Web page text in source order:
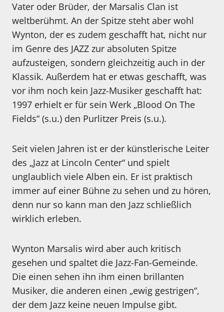
Vater oder Brüder, der Marsalis Clan ist
weltberühmt. An der Spitze steht aber wohl
Wynton, der es zudem geschafft hat, nicht nur
im Genre des JAZZ zur absoluten Spitze
aufzusteigen, sondern gleichzeitig auch in der
Klassik. Außerdem hat er etwas geschafft, was
vor ihm noch kein Jazz-Musiker geschafft hat:
1997 erhielt er für sein Werk „Blood On The
Fields“ (s.u.) den Purlitzer Preis (s.u.).
Seit vielen Jahren ist er der künstlerische Leiter
des „Jazz at Lincoln Center“ und spielt
unglaublich viele Alben ein. Er ist praktisch
immer auf einer Bühne zu sehen und zu hören,
denn nur so kann man den Jazz schließlich
wirklich erleben.
Wynton Marsalis wird aber auch kritisch
gesehen und spaltet die Jazz-Fan-Gemeinde.
Die einen sehen ihn ihm einen brillanten
Musiker, die anderen einen „ewig gestrigen“,
der dem Jazz keine neuen Impulse gibt.